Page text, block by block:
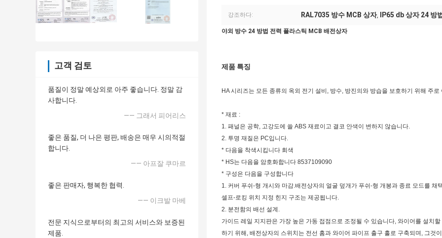
고객 검토
품질이 정말 예상외로 아주 좋습니다. 정말 감
사합니다.
—— 그래서 피어리스
좋은 품질, 더 나은 평판, 배송은 매우 시의적절
합니다.
—— 아프잘 쿠마르
좋은 판매자, 행복한 협력.
—— 이크발 마베
전문 지식으로부터의 최고의 서비스와 보증된
제품.
강조하다: RAL7035 방수 MCB 상자, IP65 db 상자 24 방
야외 방수 24 방법 전력 플라스틱 MCB 배전상자
제품 특징
HA 시리즈는 모든 종류의 옥외 전기 설비, 방수, 방진의와 방습을 보호하기 위해 주
* 재료 :
1. 패널은 공학, 고강도에 쓸 ABS 재료이고 결코 안색이 변하지 않습니다.
2. 투명 재질은 PC입니다.
* 다음을 착색시킵니다 회색
* HS는 다음을 암호화합니다 8537109090
* 구성은 다음을 구성합니다
1. 커버 푸쉬-형 개시와 마감.배전상자의 얼굴 덮개가 푸쉬-형 개봉과 종료 모드를
셀프-로킹 위치 지정 힌지 구조는 제공됩니다.
2. 분전함의 배선 설계.
가이드 레일 지지판은 가장 높은 가동 접점으로 조정될 수 있습니다, 와이어를 설치
하기 위해, 배전상자의 스위치는 전선 홈과 와이어 파이프 출구 홀로 구축되며, 그것